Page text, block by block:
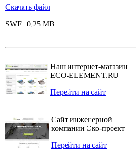
Скачать файл
SWF | 0,25 MB
Наш интернет-магазин
ECO-ELEMENT.RU
Перейти на сайт
Сайт инженерной
компании Эко-проект
Перейти на сайт